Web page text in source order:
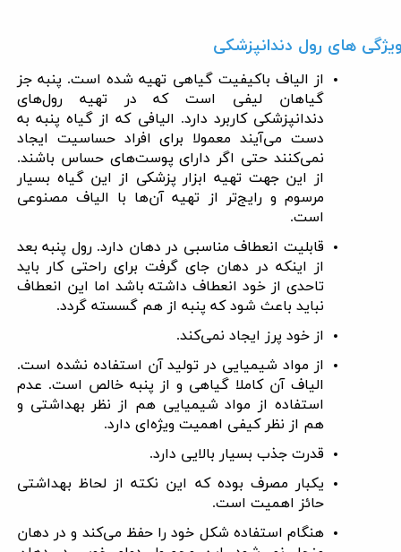
های رول دندانپزشکی
از الیاف باکیفیت گیاهی تهیه شده است. پنبه جز
گیاهان لیفی است که در تهیه رول‌های
دندانپزشکی کاربرد دارد. الیافی که از گیاه پنبه به
دست می‌آیند معمولا برای افراد حساسیت ایجاد
نمی‌کنند حتی اگر دارای پوست‌های حساس باشند.
از این جهت تهیه ابزار پزشکی از این گیاه بسیار
مرسوم و رایج‌تر از تهیه آن‌ها با الیاف مصنوعی
است.
قابلیت انعطاف مناسبی در دهان دارد. رول پنبه بعد
از اینکه در دهان جای گرفت برای راحتی کار باید
تاحدی از خود انعطاف داشته باشد اما این انعطاف
نباید باعث شود که پنبه از هم گسسته گردد.
از خود پرز ایجاد نمی‌کند.
از مواد شیمیایی در تولید آن استفاده نشده است.
الیاف آن کاملا گیاهی و از پنبه خالص است. عدم
استفاده از مواد شیمیایی هم از نظر بهداشتی و
هم از نظر کیفی اهمیت ویژه‌ای دارد.
قدرت جذب بسیار بالایی دارد.
یکبار مصرف بوده که این نکته از لحاظ بهداشتی
حائز اهمیت است.
هنگام استفاده شکل خود را حفظ می‌کند و در دهان